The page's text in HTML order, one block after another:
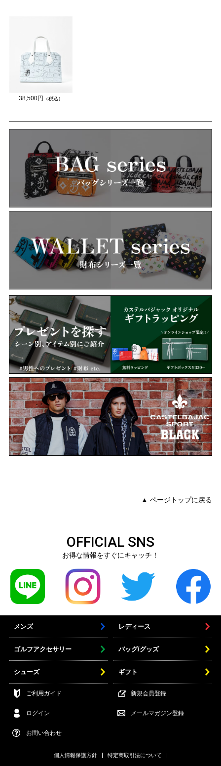
38,500円 （税込）
▲ ページトップに戻る
OFFICIAL SNS
お得な情報をすぐにキャッチ！
メンズ レディース
ゴルフアクセサリー バッグ/グッズ
シューズ ギフト
ご利用ガイド 新規会員登録
ログイン メールマガジン登録
お問い合わせ
個人情報保護方針 特定商取引法について